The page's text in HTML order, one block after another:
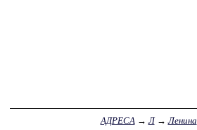
АДРЕСА →Л→Ленина